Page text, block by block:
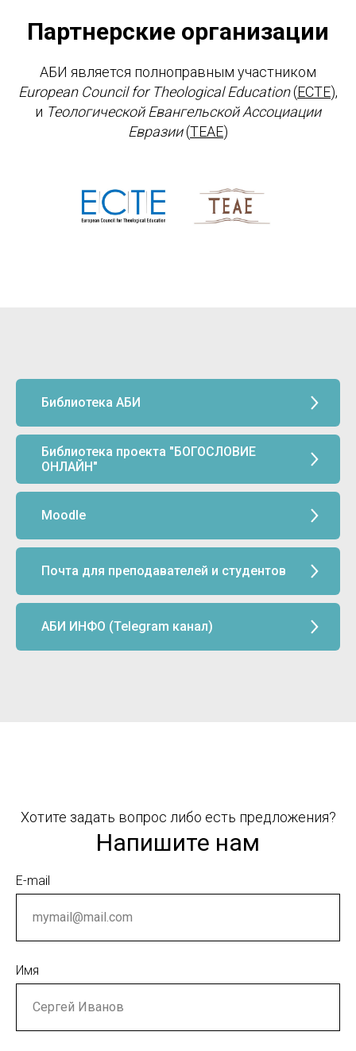
Партнерские организации
АБИ является полноправным участником
European Council for Theological Education(ECTE),
и Теологической Евангельской Ассоциации
Евразии(ТЕАЕ)
Библиотека АБИ
Библиотека проекта "БОГОСЛОВИЕ
ОНЛАЙН"
Moodle
Почта для преподавателей и студентов
АБИ ИНФО (Telegram канал)
Хотите задать вопрос либо есть предложения?
Напишите нам
E-mail
Имя